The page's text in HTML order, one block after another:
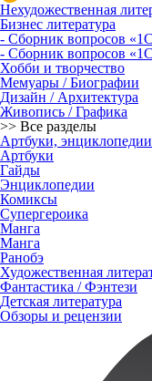
Нехудожественная
Бизнес литература
- Сборник вопросов
- Сборник вопросов
Хобби и творчество
Мемуары / Биографии
Дизайн / Архитектура
Живопись / Графика
>> Все разделы
Артбуки, энциклопедии
Артбуки
Гайды
Энциклопедии
Комиксы
Супергероика
Манга
Манга
Ранобэ
Художественная
Фантастика / Фэнтези
Детская литература
Обзоры и рецензии